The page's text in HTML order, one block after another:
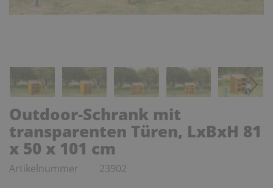
Outdoor-Schrank mit
transparenten Türen, LxBxH 81
x 50 x 101 cm
Artikelnummer 23902